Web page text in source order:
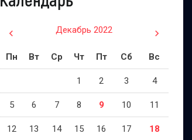
Декабрь 2022
Пн Вт Ср Чт Пт Сб Вс
1 2 3 4
5 6 7 8 9 10 11
12 13 14 15 16 17 18